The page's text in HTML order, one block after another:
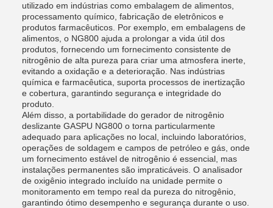
utilizado em indústrias como embalagem de alimentos,
processamento químico, fabricação de eletrônicos e
produtos farmacêuticos. Por exemplo, em embalagens de
alimentos, o NG800 ajuda a prolongar a vida útil dos
produtos, fornecendo um fornecimento consistente de
nitrogênio de alta pureza para criar uma atmosfera inerte,
evitando a oxidação e a deterioração. Nas indústrias
química e farmacêutica, suporta processos de inertização
e cobertura, garantindo segurança e integridade do
produto.
Além disso, a portabilidade do gerador de nitrogênio
deslizante GASPU NG800 o torna particularmente
adequado para aplicações no local, incluindo laboratórios,
operações de soldagem e campos de petróleo e gás, onde
um fornecimento estável de nitrogênio é essencial, mas
instalações permanentes são impraticáveis. O analisador
de oxigênio integrado incluído na unidade permite o
monitoramento em tempo real da pureza do nitrogênio,
garantindo ótimo desempenho e segurança durante o uso.